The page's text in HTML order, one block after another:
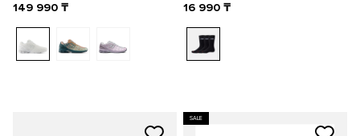
149 990 ₸ 16 990 ₸
SALE